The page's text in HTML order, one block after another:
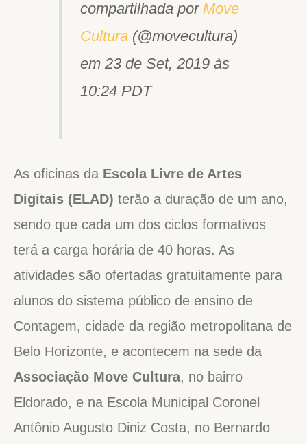
compartilhada porMove
Cultura (@movecultura)
em23 de Set, 2019 às
10:24 PDT
As oficinas da Escola Livre de Artes
Digitais (ELAD) terão a duração de um ano,
sendo que cada um dos ciclos formativos
terá a carga horária de 40 horas. As
atividades são ofertadas gratuitamente para
alunos do sistema público de ensino de
Contagem, cidade da região metropolitana de
Belo Horizonte, e acontecem na sede da
Associação Move Cultura, no bairro
Eldorado, e na Escola Municipal Coronel
Antônio Augusto Diniz Costa, no Bernardo